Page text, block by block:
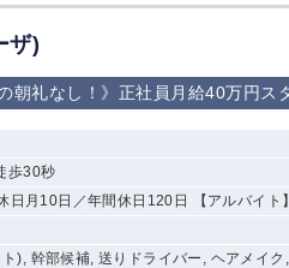
ザ)
朝礼なし！》正社員月給40万円
歩30秒
日月10日／年間休日120日 【アルバイト
), 幹部候補, 送りドライバー, ヘアメイ
から
東
北線
駅」
分
宿
金町 大井町
三鷹
亀戸